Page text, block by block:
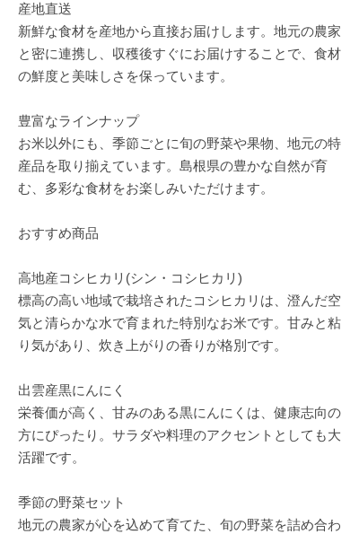
産地直送
新鮮な食材を産地から直接お届けします。地元の農家
と密に連携し、収穫後すぐにお届けすることで、食材
の鮮度と美味しさを保っています。
豊富なラインナップ
お米以外にも、季節ごとに旬の野菜や果物、地元の特
産品を取り揃えています。島根県の豊かな自然が育
む、多彩な食材をお楽しみいただけます。
おすすめ商品
高地産コシヒカリ(シン・コシヒカリ)
標高の高い地域で栽培されたコシヒカリは、澄んだ空
気と清らかな水で育まれた特別なお米です。甘みと粘
り気があり、炊き上がりの香りが格別です。
出雲産黒にんにく
栄養価が高く、甘みのある黒にんにくは、健康志向の
方にぴったり。サラダや料理のアクセントとしても大
活躍です。
季節の野菜セット
地元の農家が心を込めて育てた、旬の野菜を詰め合わ